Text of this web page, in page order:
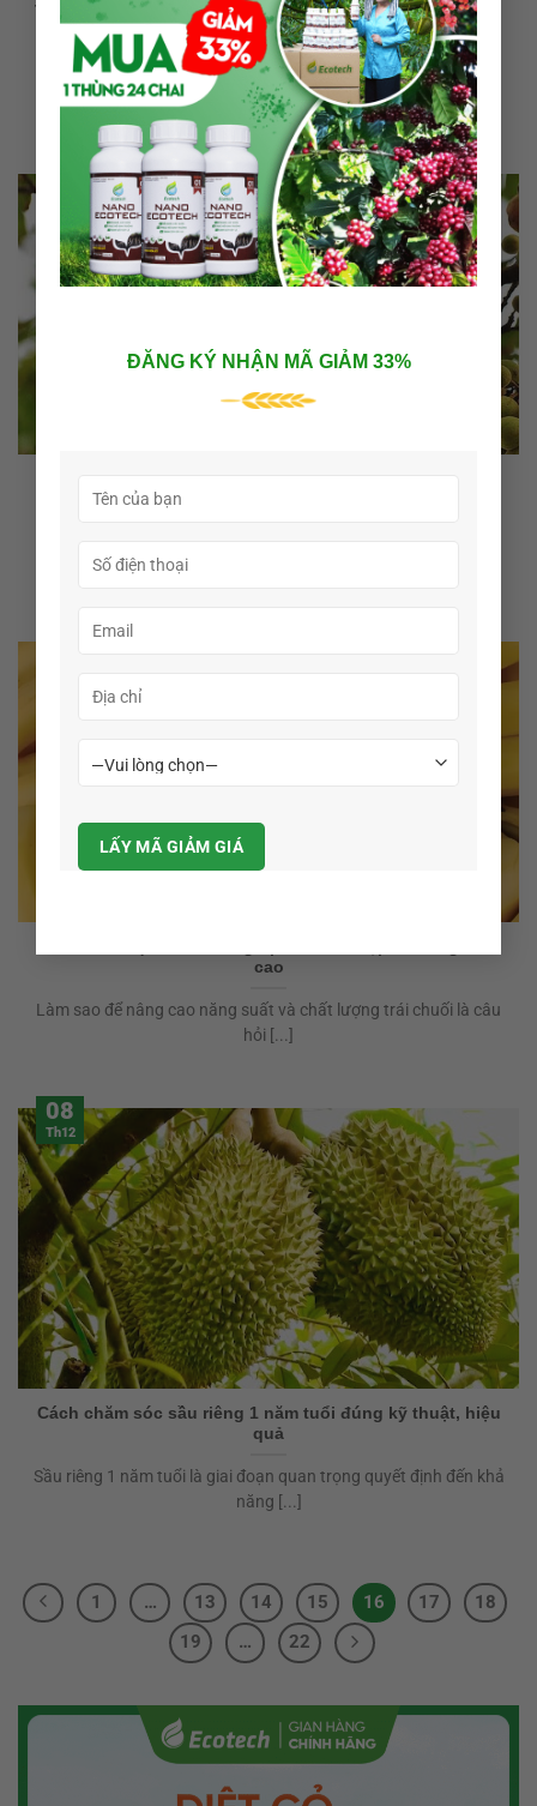
ĐĂNG KÝ NHẬN MÃ GIẢM 33%
Thuốc kích quả quất to – Tăng kích thước và chất lượng
quả
Bạn đang tìm kiếm giải pháp hiệu quả để tăng kích thước và
năng suất [...]
cao
Làm sao để nâng cao năng suất và chất lượng trái chuối là câu
hỏi [...]
Cách chăm sóc sầu riêng 1 năm tuổi đúng kỹ thuật, hiệu
quả
Sầu riêng 1 năm tuổi là giai đoạn quan trọng quyết định đến khả
năng [...]
08
Th12
1 … 13 14 15 16 17
18
19
… 22